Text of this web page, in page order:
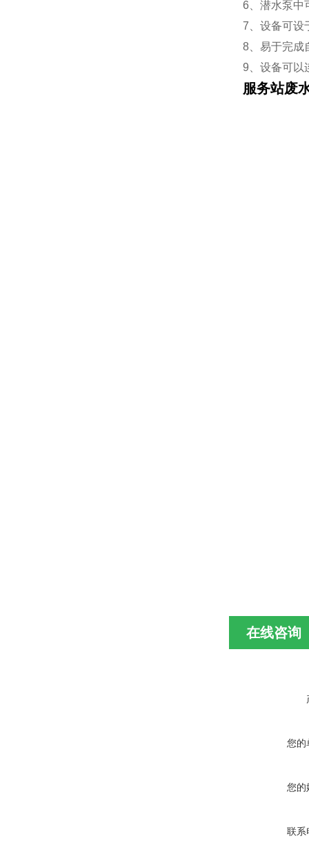
6、潜水泵中
7、设备可设
8、易于完成
9、设备可以
服务站废
在线咨询
您的
您的
联系